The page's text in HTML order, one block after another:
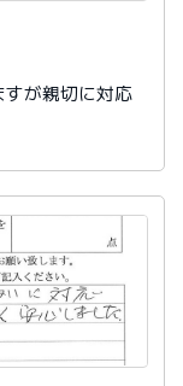
すが親切に対応
がります。
メモしておら
はよろしくお